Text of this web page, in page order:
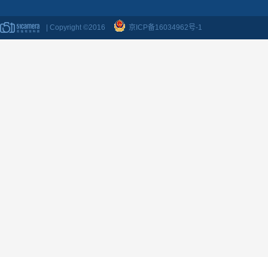
| Copyright ©2016 京ICP备16034962号-1